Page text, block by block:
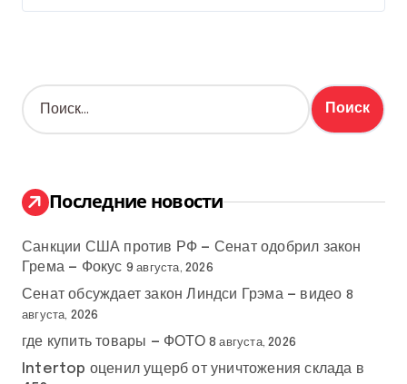
Н
а
:
Последние новости
Санкции США против РФ — Сенат одобрил закон
Грема — Фокус 9 августа, 2026
Сенат обсуждает закон Линдси Грэма — видео 8
августа, 2026
где купить товары — ФОТО 8 августа, 2026
Intertop оценил ущерб от уничтожения склада в